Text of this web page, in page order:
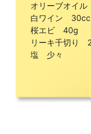
オリーブオイ
白ワイン 30cc
桜エビ 40g
リーキ千切り
塩 少々